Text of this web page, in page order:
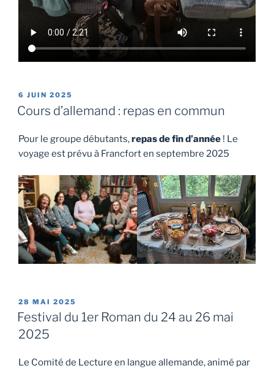
PUBLIÉ
LE
6 JUIN 2025
Cours d’allemand : repas en commun
Pour le groupe débutants,repas de fin d’année ! Le
voyage est prévu à Francfort en septembre 2025
PUBLIÉ
LE
28 MAI 2025
Festival du 1er Roman du 24 au 26 mai
2025
Le Comité de Lecture en langue allemande, animé par